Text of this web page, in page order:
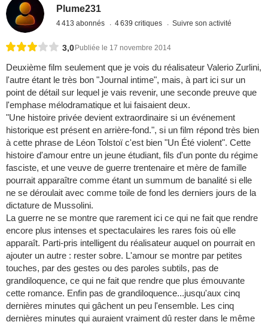
Plume231
4 413 abonnés 4 639 critiques Suivre son activité
3,0 Publiée le 17 novembre 2014
Deuxième film seulement que je vois du réalisateur Valerio Zurlini,
l'autre étant le très bon "Journal intime", mais, à part ici sur un
point de détail sur lequel je vais revenir, une seconde preuve que
l'emphase mélodramatique et lui faisaient deux.
"Une histoire privée devient extraordinaire si un événement
historique est présent en arrière-fond.", si un film répond très bien
à cette phrase de Léon Tolstoï c'est bien "Un Été violent". Cette
histoire d'amour entre un jeune étudiant, fils d'un ponte du régime
fasciste, et une veuve de guerre trentenaire et mère de famille
pourrait apparaître comme étant un summum de banalité si elle
ne se déroulait avec comme toile de fond les derniers jours de la
dictature de Mussolini.
La guerre ne se montre que rarement ici ce qui ne fait que rendre
encore plus intenses et spectaculaires les rares fois où elle
apparaît. Parti-pris intelligent du réalisateur auquel on pourrait en
ajouter un autre : rester sobre. L'amour se montre par petites
touches, par des gestes ou des paroles subtils, pas de
grandiloquence, ce qui ne fait que rendre que plus émouvante
cette romance. Enfin pas de grandiloquence...jusqu'aux cinq
dernières minutes qui gâchent un peu l'ensemble. Les cinq
dernières minutes qui auraient vraiment dû rester dans le même